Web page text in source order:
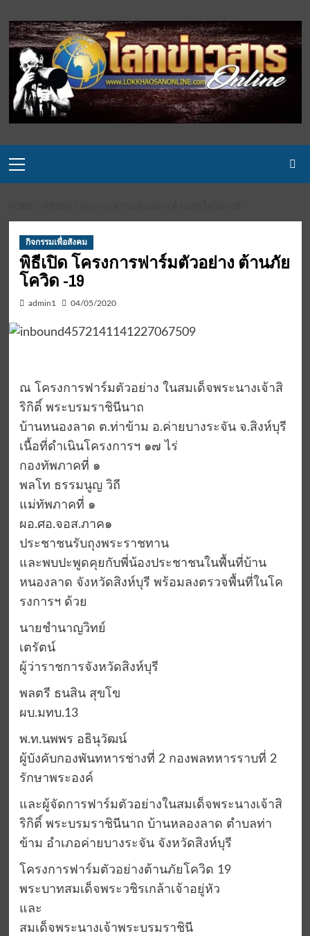
to
content
Menu
กิจกรรมเพื่อสังคม
พิธีเปิด โครงการฟาร์มตัวอย่าง ต้านภัย
โควิด -19
admin1 04/05/2020
ณ โครงการฟาร์มตัวอย่าง ในสมเด็จพระนางเจ้าสิ
ริกิติ์ พระบรมราชินีนาถ
บ้านหนองลาด ต.ท่าข้าม อ.ค่ายบางระจัน จ.สิงห์บุรี
เนื้อที่ดำเนินโครงการฯ ๑๗ ไร่
กองทัพภาคที่ ๑
พลโท ธรรมนูญ วิถี
แม่ทัพภาคที่ ๑
ผอ.ศอ.จอส.ภาค๑
ประชาชนรับถุงพระราชทาน
และพบปะพูดคุยกับพี่น้องประชาชนในพื้นที่บ้าน
หนองลาด จังหวัดสิงห์บุรี พร้อมลงตรวจพื้นที่ในโค
รงการฯ ด้วย
นายชำนาญวิทย์
เตรัตน์
ผู้ว่าราชการจังหวัดสิงห์บุรี
พลตรี ธนสิน สุขโข
ผบ.มทบ.13
พ.ท.นพพร อธินุวัฒน์
ผู้บังคับกองพันทหารช่างที่ 2 กองพลทหารราบที่ 2
รักษาพระองค์
และผู้จัดการฟาร์มตัวอย่างในสมเด็จพระนางเจ้าสิ
ริกิติ์ พระบรมราชินีนาถ บ้านหลองลาด ตำบลท่า
ข้าม อำเภอค่ายบางระจัน จังหวัดสิงห์บุรี
โครงการฟาร์มตัวอย่างต้านภัยโควิด 19
พระบาทสมเด็จพระวชิรเกล้าเจ้าอยู่หัว
และ
สมเด็จพระนางเจ้าพระบรมราชินี